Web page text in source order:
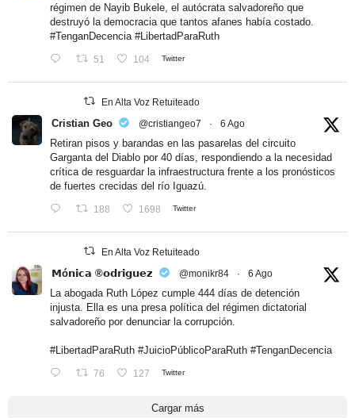
régimen de Nayib Bukele, el autócrata salvadoreño que
destruyó la democracia que tantos afanes había costado.
#TenganDecencia #LibertadParaRuth
51 104 Twitter
En Alta Voz Retuiteado
Cristian Geo @cristiangeo7 · 6 Ago
Retiran pisos y barandas en las pasarelas del circuito
Garganta del Diablo por 40 días, respondiendo a la necesidad
crítica de resguardar la infraestructura frente a los pronósticos
de fuertes crecidas del río Iguazú.
188 1698 Twitter
En Alta Voz Retuiteado
𝗠ó𝗻𝗶𝗰𝗮 ®𝗼𝗱𝗿𝗶𝗴𝘂𝗲𝘇 @monikr84 · 6 Ago
La abogada Ruth López cumple 444 días de detención
injusta. Ella es una presa política del régimen dictatorial
salvadoreño por denunciar la corrupción.
#LibertadParaRuth #JuicioPúblicoParaRuth #TenganDecencia
76 127 Twitter
Cargar más